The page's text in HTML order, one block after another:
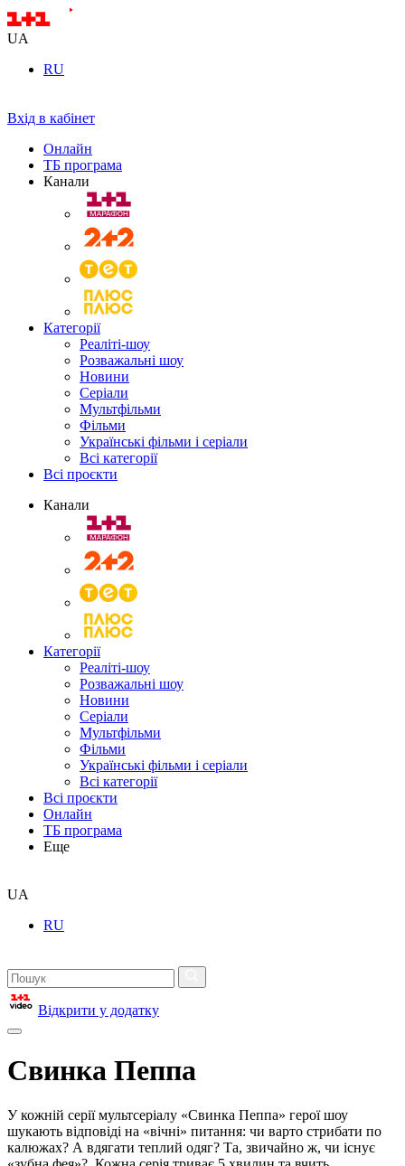
UA
RU
Вхід в кабінет
Онлайн
ТБ програма
Канали
Категорії
Реаліті-шоу
Розважальні шоу
Новини
Серіали
Мультфільми
Фільми
Українські фільми і серіали
Всі категорії
Всі проєкти
Канали
Категорії
Реаліті-шоу
Розважальні шоу
Новини
Серіали
Мультфільми
Фільми
Українські фільми і серіали
Всі категорії
Всі проєкти
Онлайн
ТБ програма
Еще
UA
RU
Відкрити у додатку
Свинка Пеппа
У кожній серії мультсеріалу «Свинка Пеппа» герої шоу
шукають відповіді на «вічні» питання: чи варто стрибати по
калюжах? А вдягати теплий одяг? Та, звичайно ж, чи існує